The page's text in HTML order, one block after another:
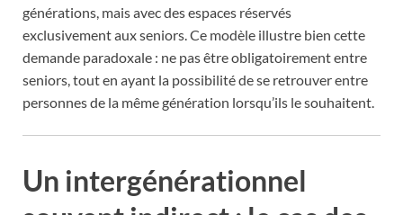
générations, mais avec des espaces réservés
exclusivement aux seniors. Ce modèle illustre bien cette
demande paradoxale : ne pas être obligatoirement entre
seniors, tout en ayant la possibilité de se retrouver entre
personnes de la même génération lorsqu’ils le souhaitent.
Un intergénérationnel